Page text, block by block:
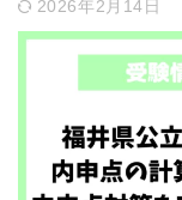
2026年2月14日